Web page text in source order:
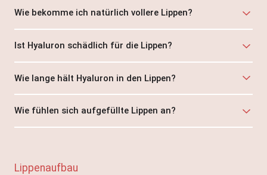
Wie bekomme ich natürlich vollere Lippen?
Ist Hyaluron schädlich für die Lippen?
Wie lange hält Hyaluron in den Lippen?
Wie fühlen sich aufgefüllte Lippen an?
Lippenaufbau